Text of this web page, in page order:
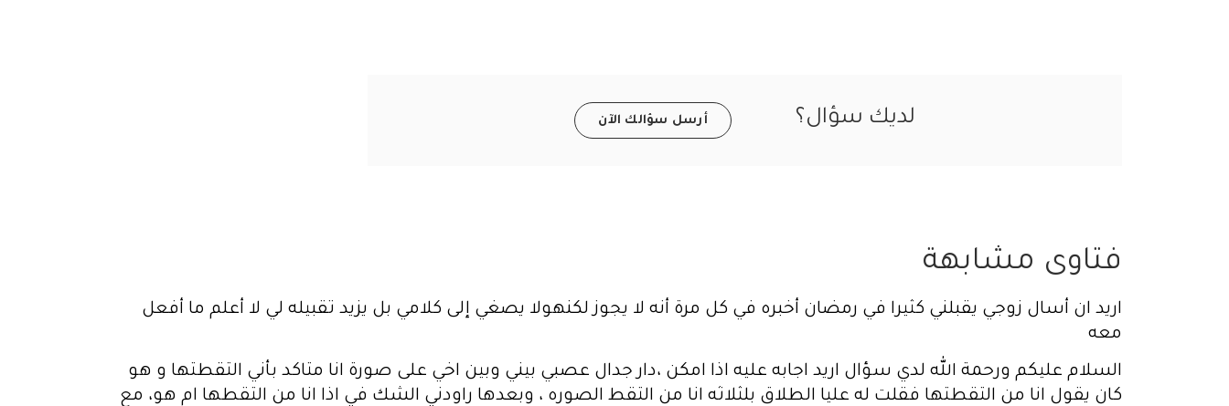
لديك سؤال؟ أرسل سؤالك الآن
فتاوى مشابهة
اريد ان أسال زوجي يقبلني كثيرا في رمضان أخبره في كل مرة أنه لا يجوز لكنهولا يصغي إلى كلامي بل يزيد تقبيله لي لا أعلم ما أفعل
معه
السلام عليكم ورحمة الله لدي سؤال اريد اجابه عليه اذا امكن ،دار جدال عصبي بيني وبين اخي على صورة انا متاكد بأني التقطتها و هو
كان يقول انا من التقطتها فقلت له عليا الطلاق بلثلاثه انا من التقط الصوره ، وبعدها راودني الشك في اذا انا من التقطها ام هو، مع